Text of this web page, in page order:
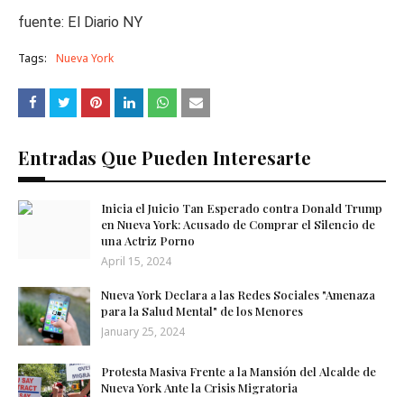
fuente: El Diario NY
Tags: Nueva York
Entradas Que Pueden Interesarte
Inicia el Juicio Tan Esperado contra Donald Trump
en Nueva York: Acusado de Comprar el Silencio de
una Actriz Porno
April 15, 2024
Nueva York Declara a las Redes Sociales "Amenaza
para la Salud Mental" de los Menores
January 25, 2024
Protesta Masiva Frente a la Mansión del Alcalde de
Nueva York Ante la Crisis Migratoria